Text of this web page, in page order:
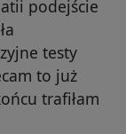
podejście
testy
to już
trafiłam